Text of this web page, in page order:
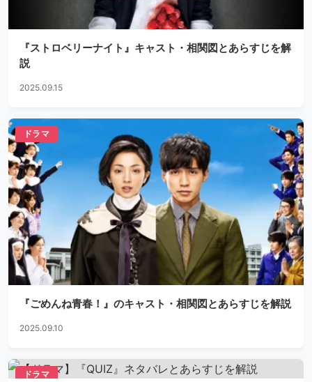
『ストロベリーナイト』キャスト・相関図とあらすじを解
説
2025.09.15
ドラマ
『ごめんね青春！』のキャスト・相関図とあらすじを解説
2025.09.10
ドラマ